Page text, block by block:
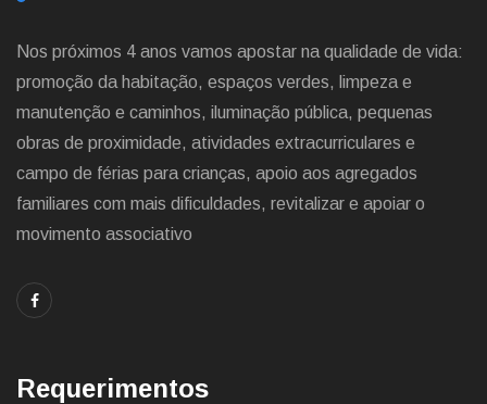
Nos próximos 4 anos vamos apostar na qualidade de vida:
promoção da habitação, espaços verdes, limpeza e
manutenção e caminhos, iluminação pública, pequenas
obras de proximidade, atividades extracurriculares e
campo de férias para crianças, apoio aos agregados
familiares com mais dificuldades, revitalizar e apoiar o
movimento associativo
Requerimentos